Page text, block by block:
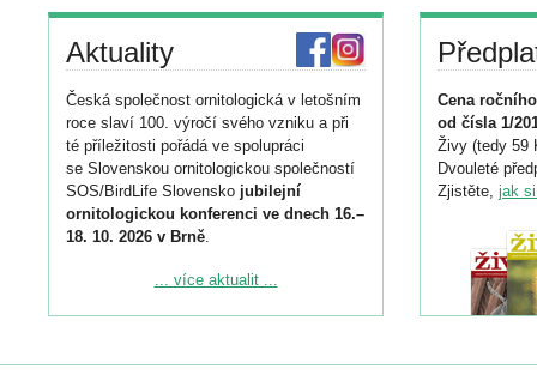
Aktuality
Česká společnost ornitologická v letošním
roce slaví 100. výročí svého vzniku a při
té příležitosti pořádá ve spolupráci
se Slovenskou ornitologickou společností
SOS/BirdLife Slovensko jubilejní
ornitologickou konferenci ve dnech 16.–
18. 10. 2026 v Brně.
Podrobnější informace ke konferenci
Registrovat se můžete do 6. září.
... více aktualit ...
Cena
od čísla 1/
Živy (tedy 59
Dvouleté
Zjistěte, jak